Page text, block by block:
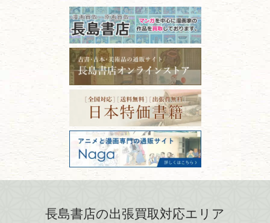
書道
拓本・法帖・碑帖
篆刻・印譜
書道具
美術書・アート本・
デザイン本
カメラ・撮影術
版画・リトグラフ・
刀剣・鎧・甲冑
因！適切な管理で長持ちさせ
るコツ
古本は汚れていると買取でき
ない？適切な保管方法とクリ
ーニング！
ISBNコードとは？書籍の識別
番号の意味と役割を解説
価値ある古書を売るポイント
と注意点
長野県
愛知県
石川県
福井県
福島県
富山県
青森県
岩手県
宮城県
秋田県
山形県
岐阜県
三重県
滋賀県
京都府
大阪府
兵庫県
奈良県
島根県
岡山県
古本買取専門店 長島書店
〒101-0051
東京都千代田区神田神保町2-5-1
フリーダイヤル：0120-414-548
電話：03-3512-8115
FAX：03-3512-8116
古物商許可：東京都公安委員会 第
301028901712号
古物商名称：有限会社長島書店
長島書店の出張買取対応エリア